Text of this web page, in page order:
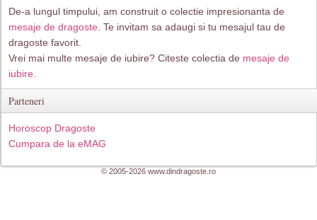
De-a lungul timpului, am construit o colectie impresionanta de
mesaje de dragoste . Te invitam sa adaugi si tu mesajul tau de
dragoste favorit.
Vrei mai multe mesaje de iubire? Citeste colectia de mesaje de
iubire.
Parteneri
Horoscop Dragoste
Cumpara de la eMAG
© 2005-2026 www.dindragoste.ro